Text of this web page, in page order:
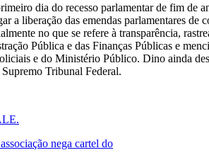
dia do recesso parlamentar de fim de
liberação das emendas parlamentares de
no que se refere à transparência,
Pública e das Finanças Públicas e
e do Ministério Público. Dino ainda
Tribunal Federal.
nega cartel do